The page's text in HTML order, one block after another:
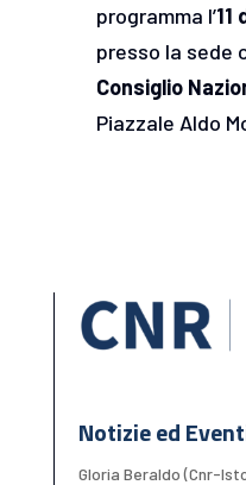
programma l’11
presso la sede
Consiglio
Piazzale Aldo
Notizie ed
Gloria Beraldo (Cnr-